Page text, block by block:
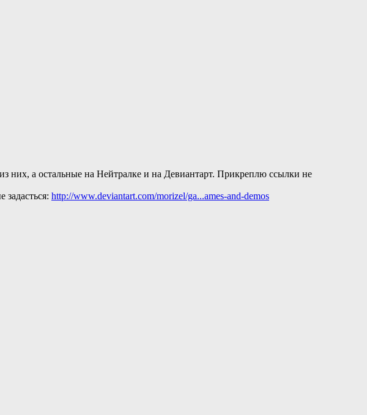
них, а остальные на Нейтралке и на Девиантарт. Прикреплю ссылки не
http://www.deviantart.com/morizel/ga...ames-and-demos